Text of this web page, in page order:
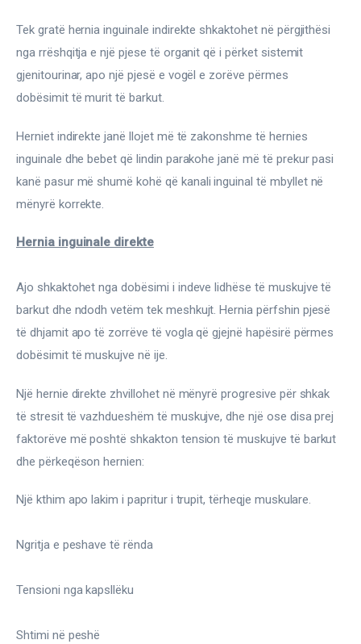
Tek gratë hernia inguinale indirekte shkaktohet në përgjithësi
nga rrëshqitja e një pjese të organit që i përket sistemit
gjenitourinar, apo një pjesë e vogël e zorëve përmes
dobësimit të murit të barkut.
Herniet indirekte janë llojet më të zakonshme të hernies
inguinale dhe bebet që lindin parakohe janë më të prekur pasi
kanë pasur më shumë kohë që kanali inguinal të mbyllet në
mënyrë korrekte.
Hernia inguinale direkte
Ajo shkaktohet nga dobësimi i indeve lidhëse të muskujve të
barkut dhe ndodh vetëm tek meshkujt. Hernia përfshin pjesë
të dhjamit apo të zorrëve të vogla që gjejnë hapësirë përmes
dobësimit të muskujve në ije.
Një hernie direkte zhvillohet në mënyrë progresive për shkak
të stresit të vazhdueshëm të muskujve, dhe një ose disa prej
faktorëve më poshtë shkakton tension të muskujve të barkut
dhe përkeqëson hernien:
Një kthim apo lakim i papritur i trupit, tërheqje muskulare.
Ngritja e peshave të rënda
Tensioni nga kapsllëku
Shtimi në peshë